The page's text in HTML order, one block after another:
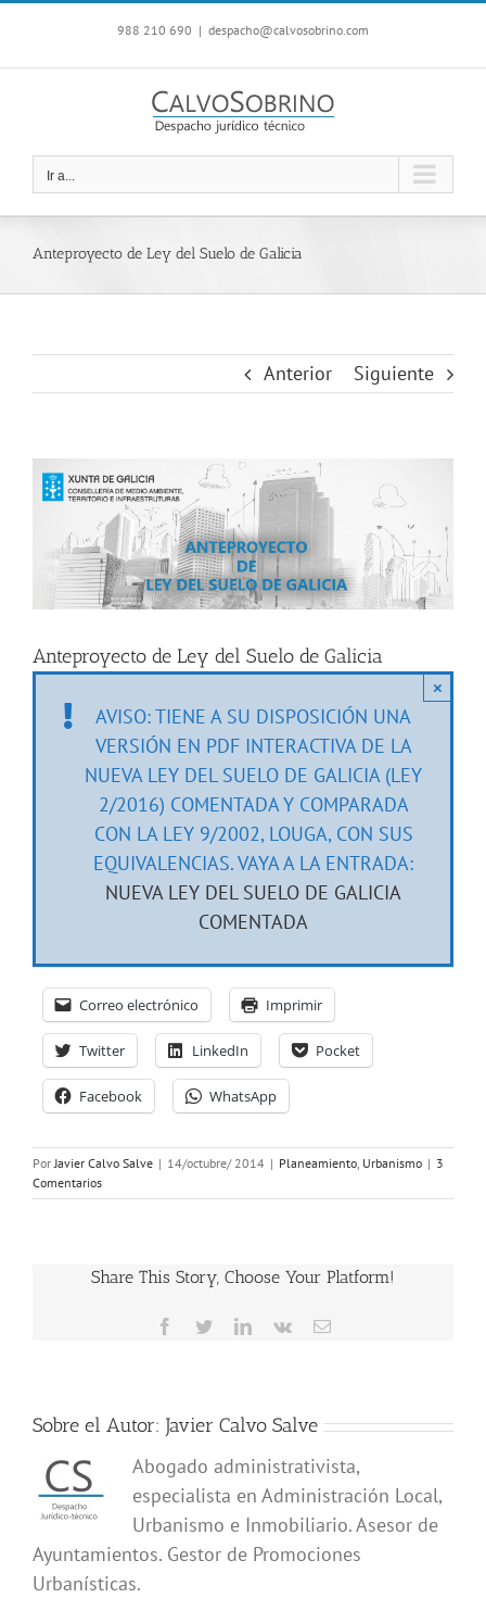
contenido
988 210 690 | despacho@calvosobrino.com
Ir a...
Anteproyecto de Ley del Suelo de Galicia
Anterior Siguiente
Ver
imagen
grande
Anteproyecto de Ley del Suelo de Galicia
AVISO: TIENE A SU DISPOSICIÓN UNA
VERSIÓN EN PDF INTERACTIVA DE LA
NUEVA LEY DEL SUELO DE GALICIA (LEY
2/2016) COMENTADA Y COMPARADA
CON LA LEY 9/2002, LOUGA, CON SUS
EQUIVALENCIAS. VAYA A LA ENTRADA:
NUEVA LEY DEL SUELO DE GALICIA
COMENTADA
×
Correo electrónico Imprimir
Twitter LinkedIn Pocket
Facebook WhatsApp
PorJavier Calvo Salve | 14/octubre/ 2014 | Planeamiento, Urbanismo | 3
Comentarios
Share This Story, Choose Your Platform!
Facebook
TwitterLinkedIn
Vk
Correo
Sobre el Autor: Javier Calvo Salve
Abogado administrativista,
especialista en Administración Local,
Urbanismo e Inmobiliario. Asesor de
Ayuntamientos. Gestor de Promociones
Urbanísticas.